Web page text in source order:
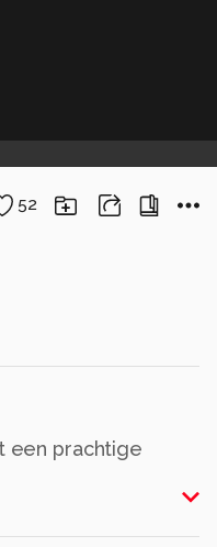
52
een prachtige
goed te
noemt, ik